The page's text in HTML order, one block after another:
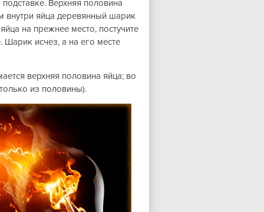
Верхняя половина
внутри яйца деревянный шарик
на прежнее место, постучите
Шарик исчез, а на его месте
верхняя половина яйца; во
из половины).